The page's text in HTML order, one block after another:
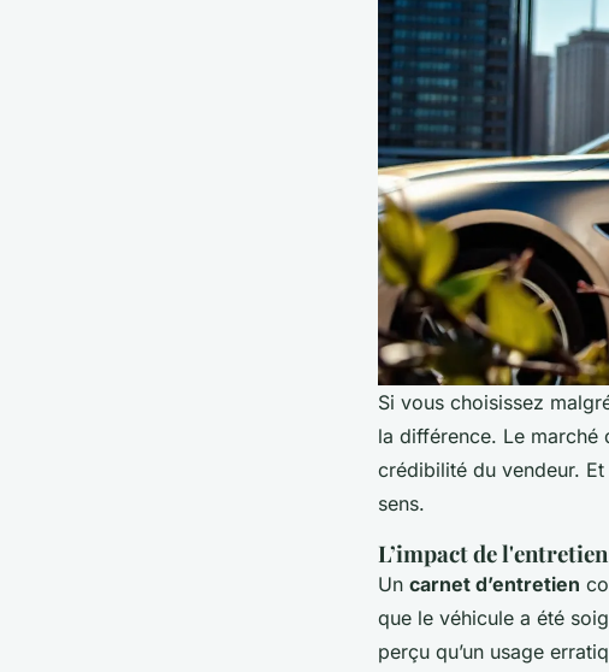
Si vous choisissez
la différence. Le marché
crédibilité du vendeur.
sens.
L’impact de
Un carnet d’entretien
que le véhicule a été
perçu qu’un usage